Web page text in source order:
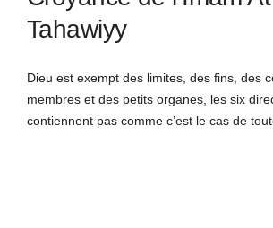
k
a
s
Tahawiyy
Dieu est exempt des limites, des fins, des
membres et des petits organes, les six
contiennent pas comme c’est le cas de